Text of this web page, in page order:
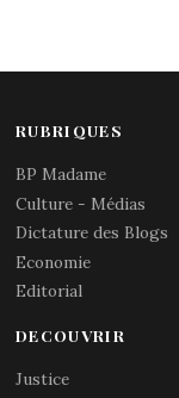
RUBRIQUES
BP Madame
Culture - Médias
Dictature des Blogs
Economie
Editorial
DECOUVRIR
Justice